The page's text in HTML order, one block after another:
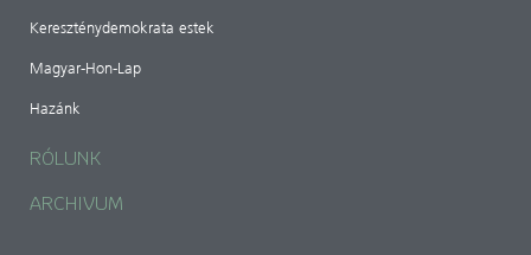
Kereszténydemokrata estek
Magyar-Hon-Lap
Hazánk
RÓLUNK
ARCHIVUM